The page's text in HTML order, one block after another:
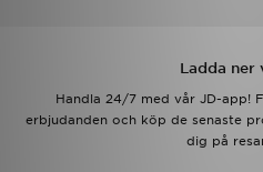
Ladda ner
Handla 24/7 med vår JD-app!
erbjudanden och köp de senaste
dig på